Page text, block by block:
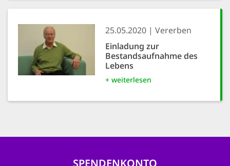
25.05.2020
Vererben
Einladung zur
Bestandsaufnahme des
Lebens
+ weiterlesen
SPENDENKONTO